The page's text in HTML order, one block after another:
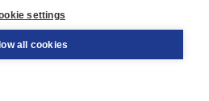
settings
all cookies